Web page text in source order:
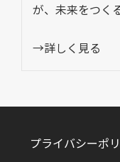
が、未来をつく
→詳しく見る
プライバシーポ